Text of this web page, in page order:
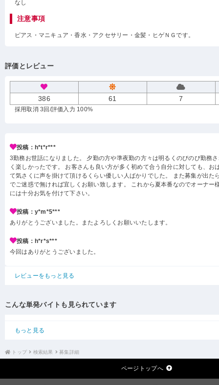
なし
注意事項
ピアス・マニキュア・香水・アクセサリー・金髪・ヒゲＮＧです。
評価とレビュー
386 61 7
採用取消 3回 /評価入力 100%
投稿：h*t*r***
3勤務お世話になりました。 夕勤の方や準夜勤の方々は明るくのびのび勤務
く楽しかったです。 お客さんも良い方が多く初めて合う自分に対しても、お
て気さくに声を掛けて頂けるくらい優しい人ばかりでした。 また募集が出た
でご迷惑で無ければ宜しくお願い致します。 これから夏本番なのでオーナー
には十分お気を付けて下さい。
投稿：y*m*5***
ありがとうございました。またよろしくお願いいたします。
投稿：h*r*s***
今回はありがとうございました。
レビューをもっと見る
こんな単発バイトも見られています
もっと見る
トップ 検索結果 募集詳細
ページトップへ